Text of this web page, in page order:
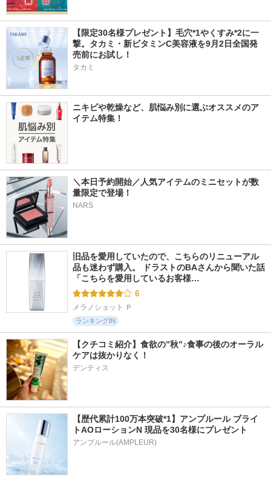
【限定30名様プレゼント】毛穴*1やくすみ*2に一
撃。タカミ・新ビタミンC美容液を9月2日全国発
売前にお試し！
タカミ
ニキビや乾燥など、肌悩み別に選ぶオススメのア
イテム特集！
＼本日予約開始／人気アイテムのミニセットが数
量限定で登場！
NARS
旧品を愛用していたので、こちらのリニューアル
品も迷わず購入。 ドラストのBAさんから聞いた話
「こちらを愛用しているお客様…
6
メラノショット Ｐ
ランキングIN
【クチコミ紹介】食欲の”秋”♪食事の後のオーラル
ケアは抜かりなく！
デンティス
【歴代累計100万本突破*1】アンプルール ブライ
トAOローションN 現品を30名様にプレゼント
アンプルール(AMPLEUR)